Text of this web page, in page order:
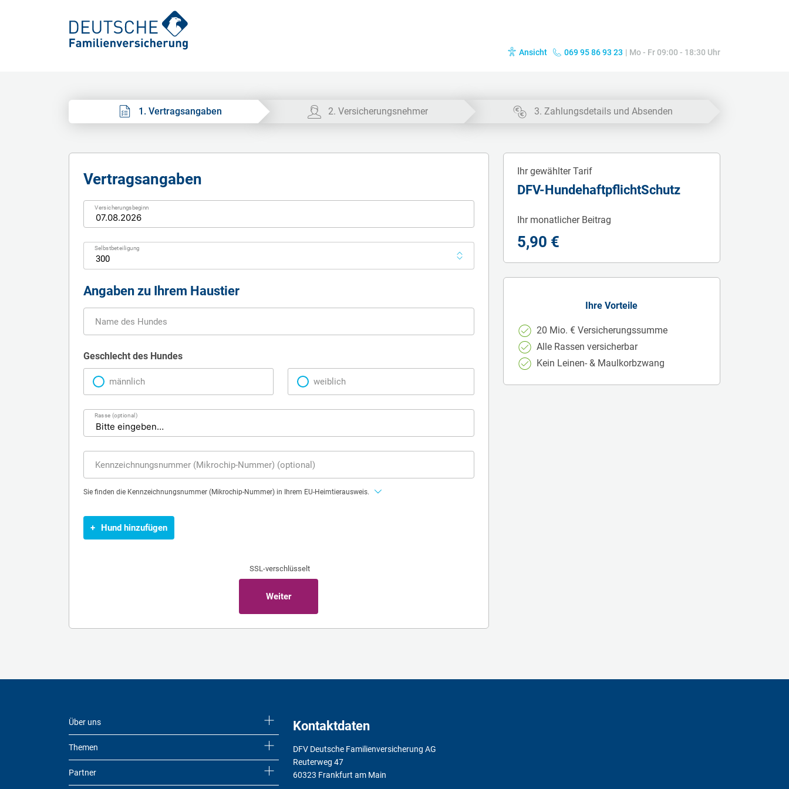
Ansicht 069 95 86 93 23 | Mo - Fr 09:00 - 18:30 Uhr
1. Vertragsangaben 2. Versicherungsnehmer 3. Zahlungsdetails und Absenden
Vertragsangaben
Versicherungsbeginn
300
Selbstbeteiligung
Bitte tragen Sie die Daten Ihres Hundes ein
Angaben zu Ihrem Haustier
Name des Hundes
Geschlecht des Hundes
männlich weiblich
Rasse (optional)
Kennzeichnungsnummer (Mikrochip-Nummer) (optional)
Sie finden die Kennzeichnungsnummer (Mikrochip-Nummer) in Ihrem EU-Heimtierausweis.
+ Hund hinzufügen
SSL-verschlüsselt
Weiter
Ihr gewählter Tarif
DFV-HundehaftpflichtSchutz
Ihr monatlicher Beitrag
5,90 €
Ihre Vorteile
20 Mio. € Versicherungssumme
Alle Rassen versicherbar
Kein Leinen- & Maulkorbzwang
Über uns
Themen
Partner
Kontaktdaten
DFV Deutsche Familienversicherung AG
Reuterweg 47
60323 Frankfurt am Main